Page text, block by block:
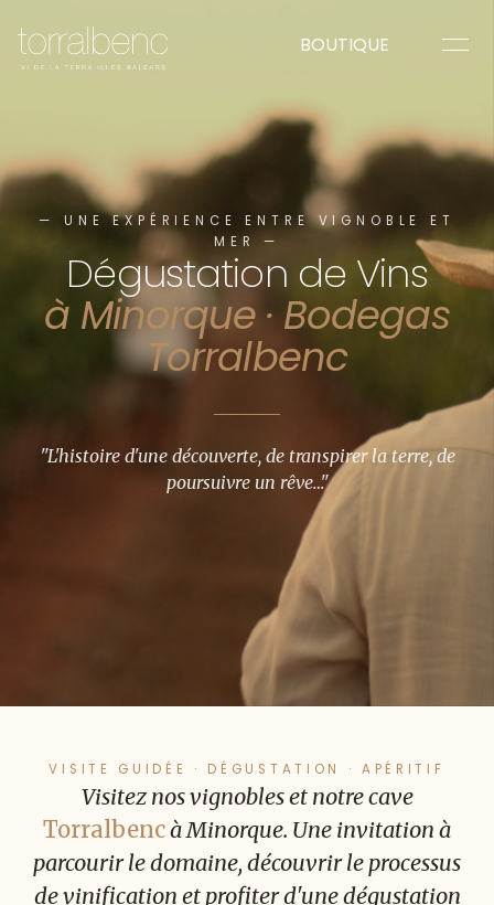
BOUTIQUE
— UNE EXPÉRIENCE ENTRE VIGNOBLE ET
MER —
Dégustation de Vins
à Minorque · Bodegas
Torralbenc
"L'histoire d'une découverte, de transpirer la terre, de
poursuivre un rêve…"
VISITE GUIDÉE · DÉGUSTATION · APÉRITIF
Visitez nos vignobles et notre cave
Torralbencà Minorque. Une invitation à
parcourir le domaine, découvrir le processus
de vinification et profiter d'une dégustation